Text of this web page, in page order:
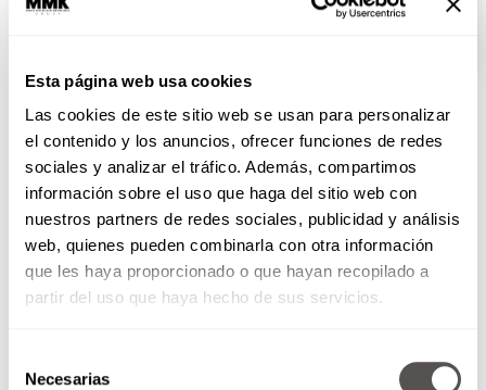
Esta página web usa cookies
Las cookies de este sitio web se usan para personalizar
el contenido y los anuncios, ofrecer funciones de redes
sociales y analizar el tráfico. Además, compartimos
información sobre el uso que haga del sitio web con
nuestros partners de redes sociales, publicidad y análisis
web, quienes pueden combinarla con otra información
que les haya proporcionado o que hayan recopilado a
partir del uso que haya hecho de sus servicios.
Necesarias